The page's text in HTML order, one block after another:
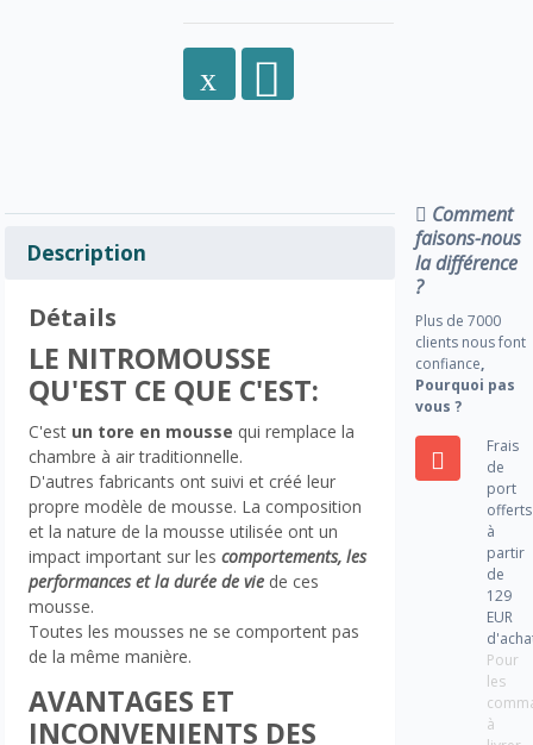
Description
Détails
LE NITROMOUSSE
QU'EST CE QUE C'EST:
C'est un tore en mousse qui remplace la
chambre à air traditionnelle.
D'autres fabricants ont suivi et créé leur
propre modèle de mousse. La composition
et la nature de la mousse utilisée ont un
impact important sur lescomportements, les
performances et la durée de vie de ces
mousse.
Toutes les mousses ne se comportent pas
de la même manière.
AVANTAGES ET
INCONVENIENTS DES
Comment
faisons-nous
la différence
?
Plus de 7000
clients nous font
confiance,
Pourquoi pas
vous ?
Frais
de
port
offerts
à
partir
de
129
EUR
Pour
les
à